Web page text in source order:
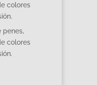
colores
penes,
colores